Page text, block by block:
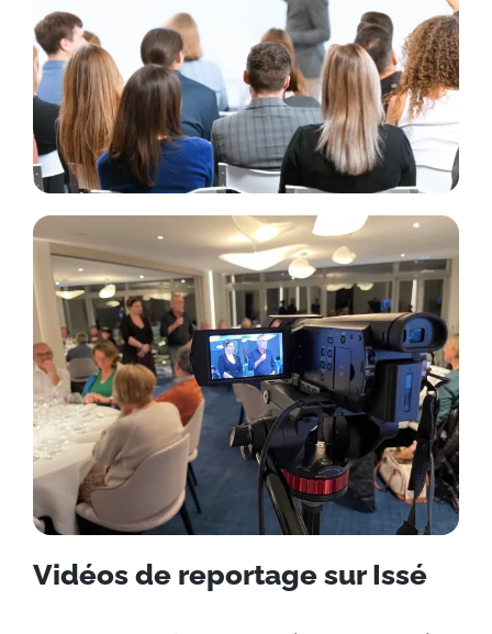
Vidéos de reportage sur Issé